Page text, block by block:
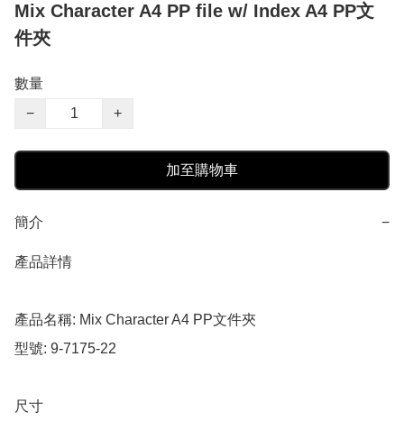
Mix Character A4 PP file w/ Index A4 PP文
件夾
數量
−
+
加至購物車
簡介 −
產品詳情
產品名稱: Mix Character A4 PP文件夾
型號: 9-7175-22
尺寸